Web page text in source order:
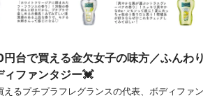
円台で買える金欠女子の味方／ふんわり
ファンタジー💓
るプチプラフレグランスの代表、ボディファン